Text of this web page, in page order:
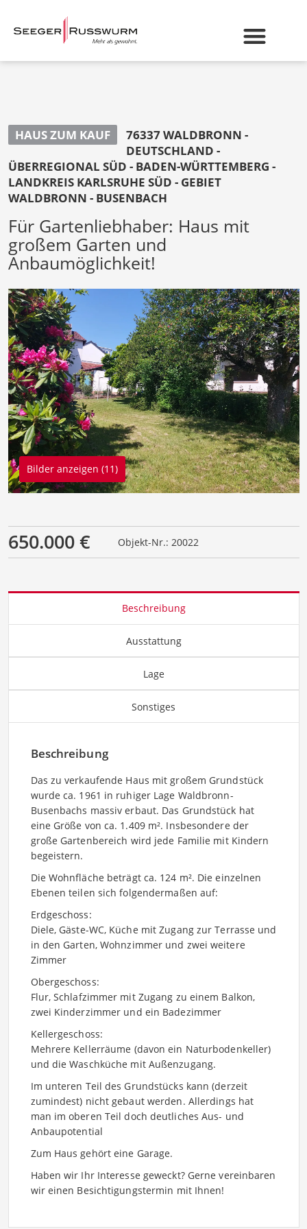
HAUS ZUM KAUF
76337 WALDBRONN -
DEUTSCHLAND -
ÜBERREGIONAL SÜD - BADEN-WÜRTTEMBERG -
LANDKREIS KARLSRUHE SÜD - GEBIET
WALDBRONN - BUSENBACH
Für Gartenliebhaber: Haus mit
großem Garten und
Anbaumöglichkeit!
Bilder anzeigen (11)
650.000 € Objekt-Nr.: 20022
Beschreibung
Ausstattung
Lage
Sonstiges
Beschreibung
Das zu verkaufende Haus mit großem Grundstück
wurde ca. 1961 in ruhiger Lage Waldbronn-
Busenbachs massiv erbaut. Das Grundstück hat
eine Größe von ca. 1.409 m². Insbesondere der
große Gartenbereich wird jede Familie mit Kindern
begeistern.
Die Wohnfläche beträgt ca. 124 m². Die einzelnen
Ebenen teilen sich folgendermaßen auf:
Erdgeschoss:
Diele, Gäste-WC, Küche mit Zugang zur Terrasse und
in den Garten, Wohnzimmer und zwei weitere
Zimmer
Obergeschoss:
Flur, Schlafzimmer mit Zugang zu einem Balkon,
zwei Kinderzimmer und ein Badezimmer
Kellergeschoss:
Mehrere Kellerräume (davon ein Naturbodenkeller)
und die Waschküche mit Außenzugang.
Im unteren Teil des Grundstücks kann (derzeit
zumindest) nicht gebaut werden. Allerdings hat
man im oberen Teil doch deutliches Aus- und
Anbaupotential
Zum Haus gehört eine Garage.
Haben wir Ihr Interesse geweckt? Gerne vereinbaren
wir einen Besichtigungstermin mit Ihnen!